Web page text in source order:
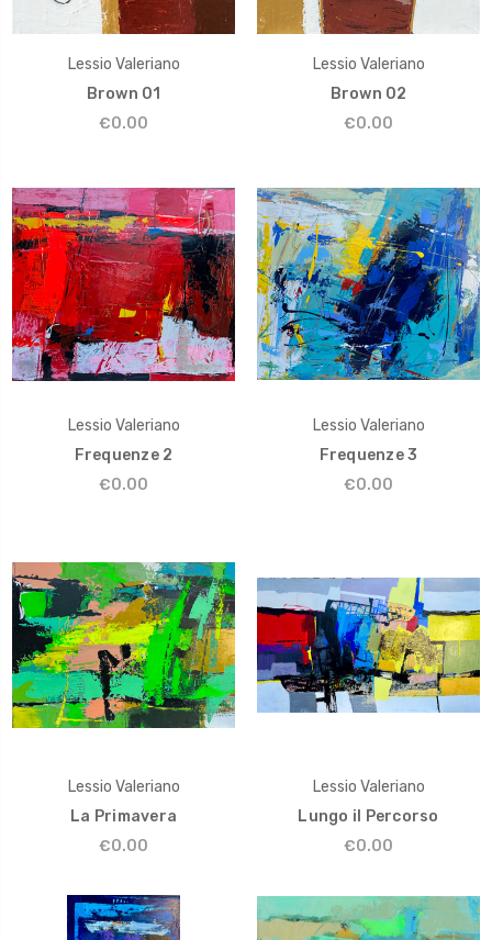
Lessio Valeriano
Brown 01
€0.00
Lessio Valeriano
Brown 02
€0.00
Lessio Valeriano
Frequenze 2
€0.00
Lessio Valeriano
Frequenze 3
€0.00
Lessio Valeriano
La Primavera
€0.00
Lessio Valeriano
Lungo il Percorso
€0.00